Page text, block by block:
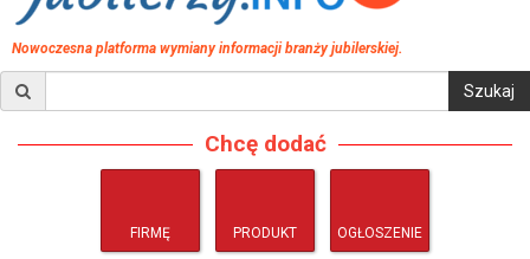
Nowoczesna platforma wymiany informacji branży jubilerskiej.
Chcę dodać
FIRMĘ PRODUKT OGŁOSZENIE